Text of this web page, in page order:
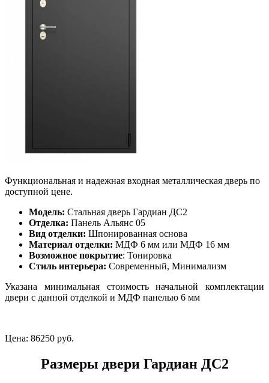
Функциональная и надежная входная металлическая дверь по
доступной цене.
Модель: Стальная дверь Гардиан ДС2
Отделка: Панель Альянс 05
Вид отделки: Шпонированная основа
Материал отделки: МДФ 6 мм или МДФ 16 мм
Возможное покрытие: Тонировка
Стиль интерьера: Современный, Минимализм
Указана минимальная стоимость начальной комплектации
двери с данной отделкой и МДФ панелью 6 мм
Цена: 86250 руб.
Размеры двери Гардиан ДС2